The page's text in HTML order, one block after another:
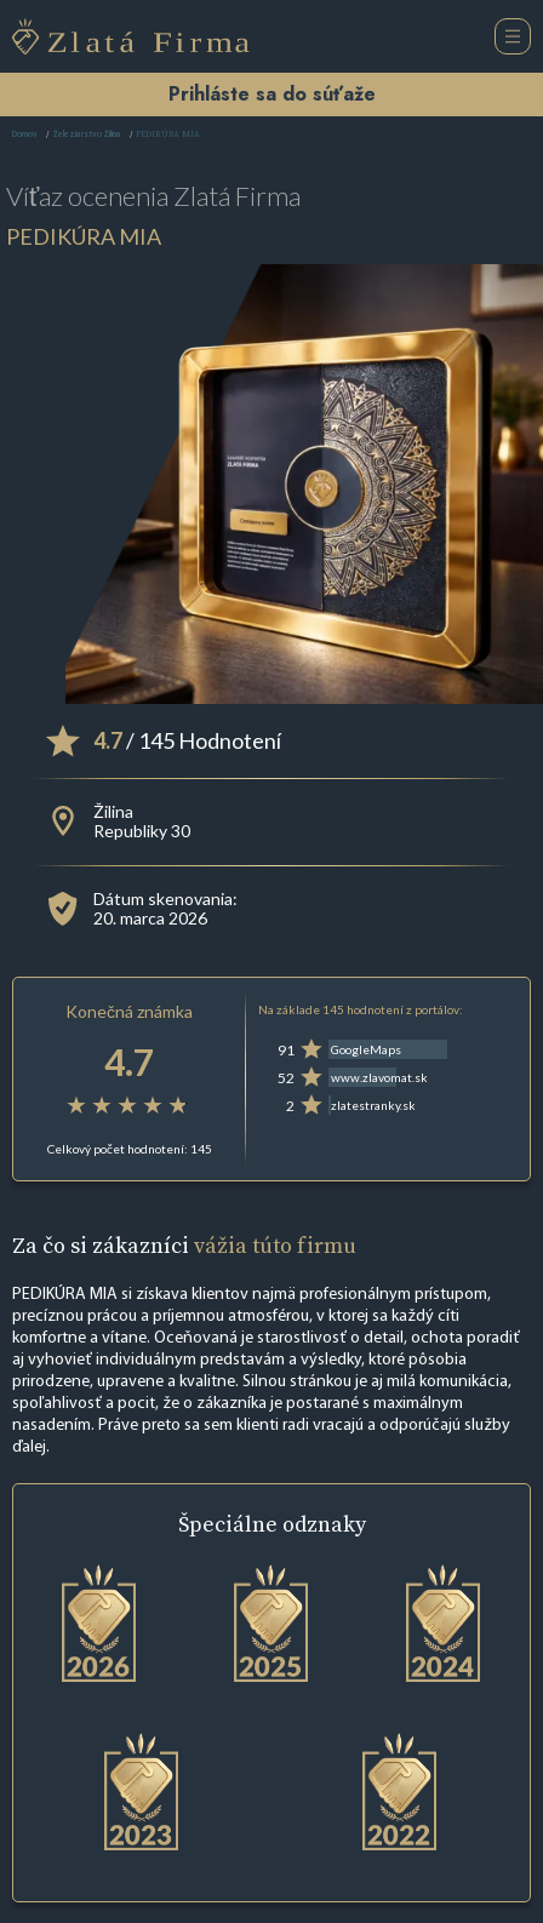
Prihláste sa do súťaže
Domov Železiarstvo Žilina PEDIKÚRA MIA
Víťaz ocenenia Zlatá Firma
PEDIKÚRA MIA
4.7/ 145 Hodnotení
Žilina
Republiky 30
Dátum skenovania:
20. marca 2026
Konečná známka
4.7
Celkový počet hodnotení: 145
Na základe 145 hodnotení z portálov:
91 GoogleMaps
52 www.zlavomat.sk
2 zlatestranky.sk
Za čo si zákazníci vážia túto firmu
PEDIKÚRA MIA si získava klientov najmä profesionálnym prístupom,
precíznou prácou a príjemnou atmosférou, v ktorej sa každý cíti
komfortne a vítane. Oceňovaná je starostlivosť o detail, ochota poradiť
aj vyhovieť individuálnym predstavám a výsledky, ktoré pôsobia
prirodzene, upravene a kvalitne. Silnou stránkou je aj milá komunikácia,
spoľahlivosť a pocit, že o zákazníka je postarané s maximálnym
nasadením. Práve preto sa sem klienti radi vracajú a odporúčajú služby
ďalej.
Špeciálne odznaky